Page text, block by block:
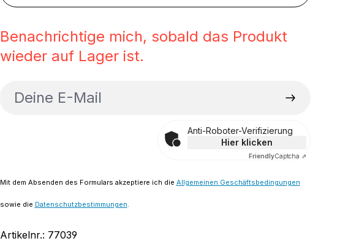
Benachrichtige mich, sobald das Produkt
wieder auf Lager ist.
Deine E-Mail
Anti-Roboter-Verifizierung
Hier klicken
FriendlyCaptcha ⇗
Mit dem Absenden des Formulars akzeptiere ich die Allgemeinen Geschäftsbedingungen
sowie die Datenschutzbestimmungen.
Artikelnr.: 77039